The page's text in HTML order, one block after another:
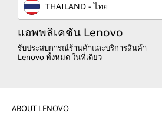
THAILAND - ไทย
แอพพลิเคชัน Lenovo
รับประสบการณ์ร้านค้าและบริการสินค้า
Lenovo ทั้งหมด ในที่เดียว
ABOUT LENOVO